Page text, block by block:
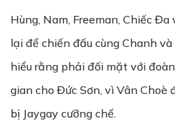
Hùng, Nam, Freeman, Chiếc
lại để chiến đấu cùng Chanh
hiểu rằng phải đối mặt với
gian cho Đức Sơn, vì Vân Choè
bị Jaygay cưỡng chế.